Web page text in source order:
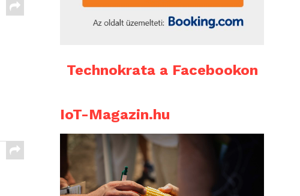
Technokrata a Facebookon
IoT-Magazin.hu